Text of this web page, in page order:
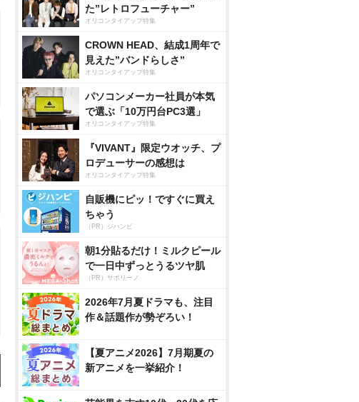
た”レトロフューチャー”
オリコンタイアップ特集
CROWN HEAD、結成1周年で
見えた”バンドらしさ”
オリコンタイアップ特集
パソコンメーカー社員が本気
で選ぶ「10万円台PC3選」
オリコンタイアップ特集
『VIVANT』限定ウオッチ、プ
ロデューサーの感想は
オリコンタイアップ特集
自販機にピッ！ですぐに買え
ちゃう
（PR）ジハンピ
朝1分貼るだけ！ミルクピール
で一日中ずっとうるツヤ肌
（PR）サボリーノ
2026年7月夏ドラマも、注目
作＆話題作が勢ぞろい！
【夏アニメ2026】7月期夏の
新アニメを一挙紹介！